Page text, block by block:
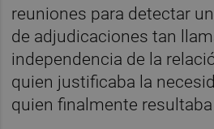
reuniones para detectar
de adjudicaciones tan
independencia de la
quien justificaba la
quien finalmente